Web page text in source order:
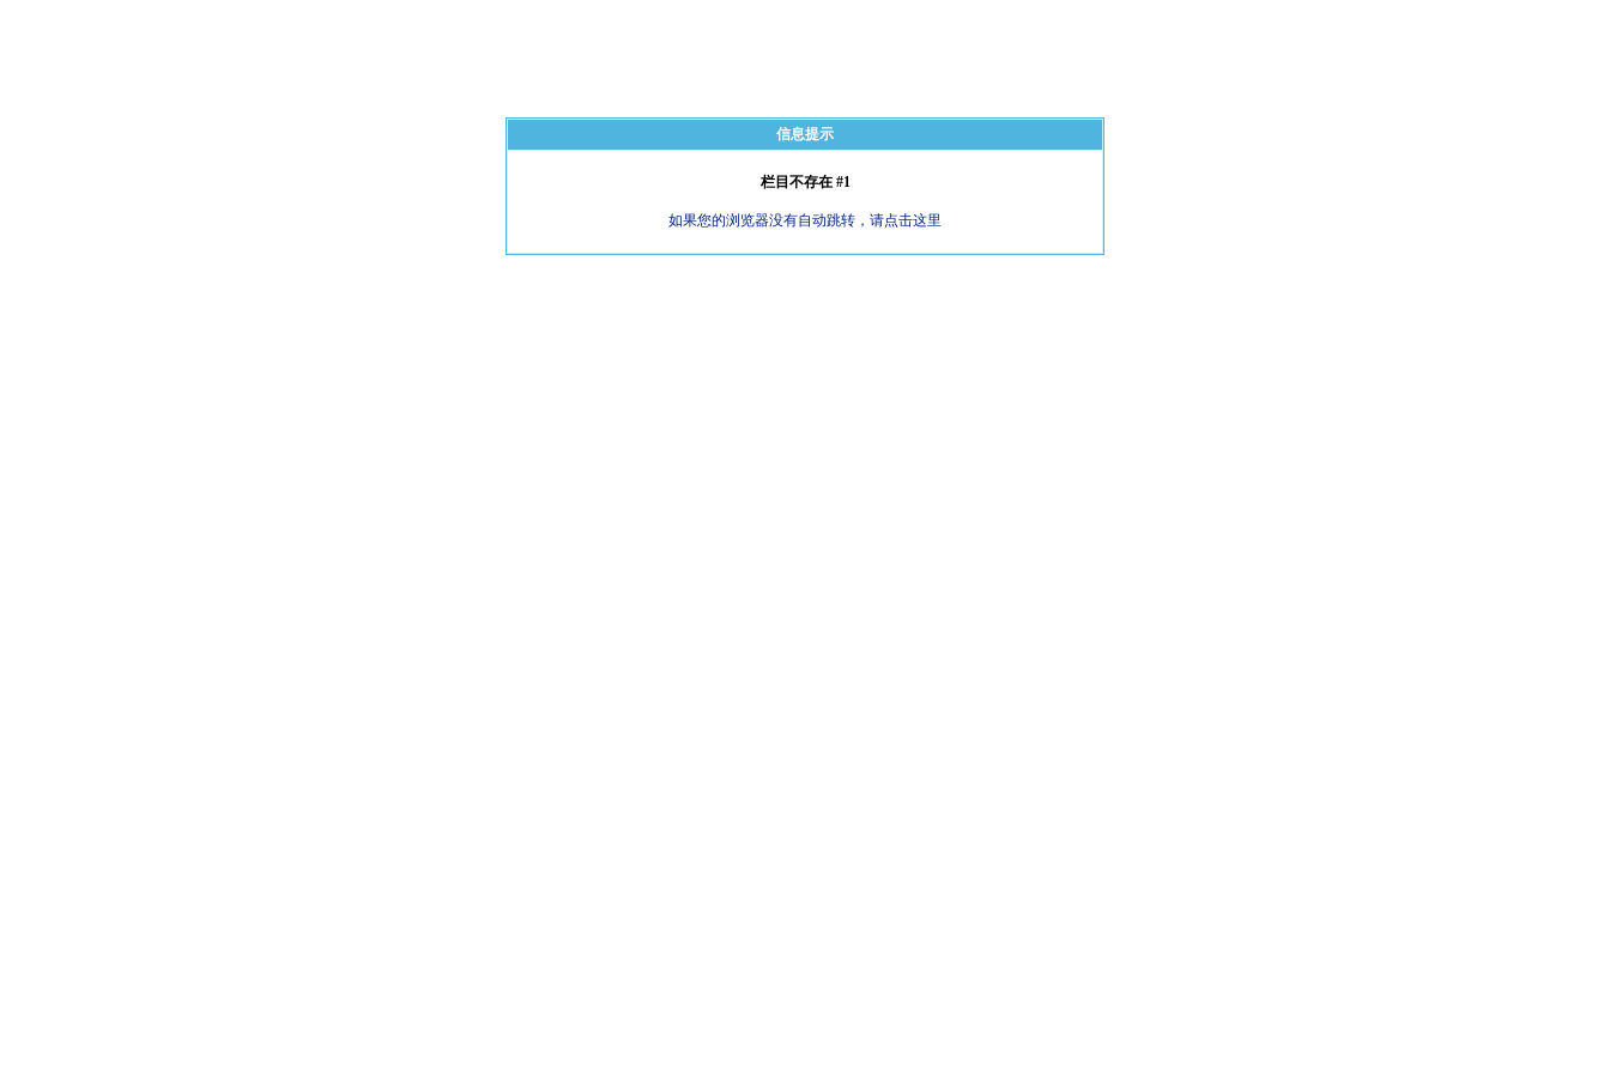
信息提示
栏目不存在 #1
如果您的浏览器没有自动跳转，请点击这里